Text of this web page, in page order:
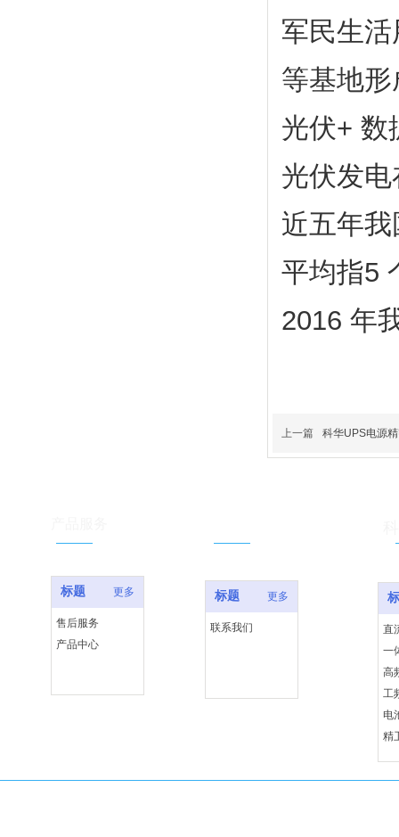
军民生
等基地
光伏+
光伏发
近五年
平均指5
2016 年
上一篇 科华UPS电源
标题 更多
售后服务
产品中心
标题 更多
联系我们
直
一
高
工
电
精